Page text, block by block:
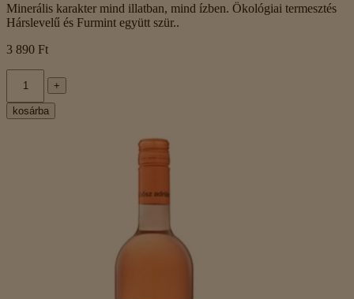
Minerális karakter mind illatban, mind ízben. Ökológiai termesztés
Hárslevelű és Furmint együtt szür..
3 890 Ft
+
kosárba